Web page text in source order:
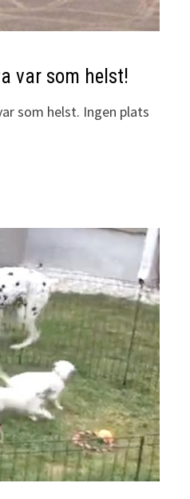
var som helst!
som helst. Ingen plats